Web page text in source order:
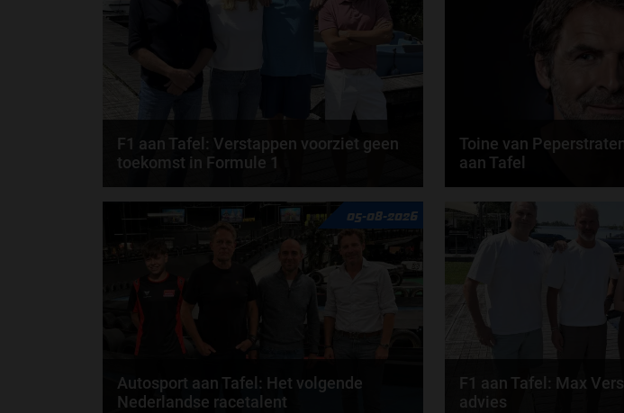
F1 aan Tafel: Verstappen voorziet geen
toekomst in Formule 1
Max Verstappen wil géén Formule 1-team, de FIA en
de motorfabrikanten zaten niet op één lijn en...
de redactie van Grand Prix Radio
Toine van
aan Tafel
Rob van Someren, Beitske
Verschuur schuiven aan in
Iedere...
door
05-08-2026
Autosport aan Tafel: Het volgende
Nederlandse racetalent
F1 aan Tafel: Max
advies